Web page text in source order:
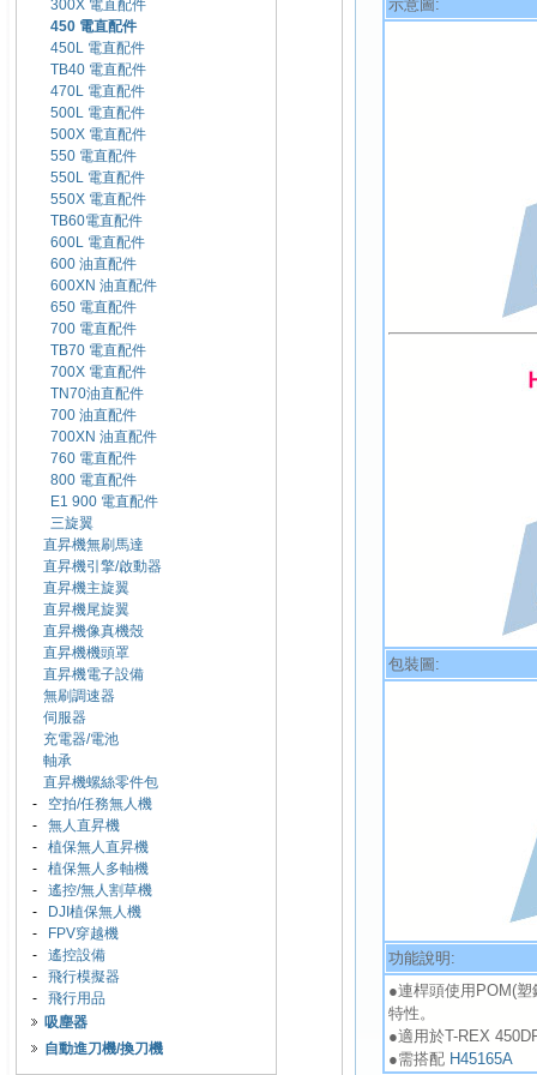
300X 電直配件
450 電直配件
450L 電直配件
TB40 電直配件
470L 電直配件
500L 電直配件
500X 電直配件
550 電直配件
550L 電直配件
550X 電直配件
TB60電直配件
600L 電直配件
600 油直配件
600XN 油直配件
650 電直配件
700 電直配件
TB70 電直配件
700X 電直配件
TN70油直配件
700 油直配件
700XN 油直配件
760 電直配件
800 電直配件
E1 900 電直配件
三旋翼
直昇機無刷馬達
直昇機引擎/啟動器
直昇機主旋翼
直昇機尾旋翼
直昇機像真機殼
直昇機機頭罩
直昇機電子設備
無刷調速器
伺服器
充電器/電池
軸承
直昇機螺絲零件包
- 空拍/任務無人機
- 無人直昇機
- 植保無人直昇機
- 植保無人多軸機
- 遙控/無人割草機
-
DJI植保無人機
-
FPV穿越機
- 遙控設備
- 飛行模擬器
- 飛行用品
吸塵器
自動進刀機/換刀機
示意圖:
包裝圖:
功能說明:
●連桿頭使用POM(
特性。
●適用於T-REX
●需搭配 H45165A